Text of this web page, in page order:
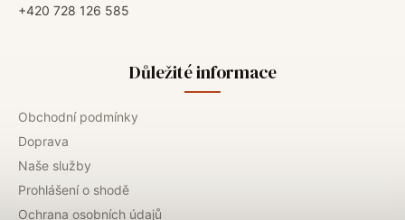
+420 728 126 585
Důležité informace
Obchodní podmínky
Doprava
Naše služby
Prohlášení o shodě
Ochrana osobních údajů